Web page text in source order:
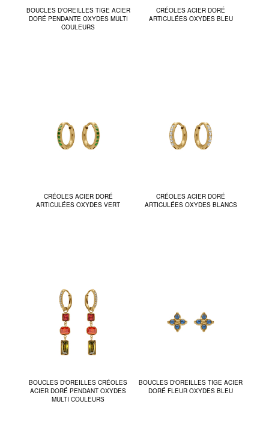
BOUCLES D'OREILLES TIGE ACIER
DORÉ PENDANTE OXYDES MULTI
COULEURS
CRÉOLES ACIER DORÉ
ARTICULÉES OXYDES BLEU
CRÉOLES ACIER DORÉ
ARTICULÉES OXYDES VERT
CRÉOLES ACIER DORÉ
ARTICULÉES OXYDES BLANCS
BOUCLES D'OREILLES CRÉOLES
ACIER DORÉ PENDANT OXYDES
MULTI COULEURS
BOUCLES D'OREILLES TIGE ACIER
DORÉ FLEUR OXYDES BLEU